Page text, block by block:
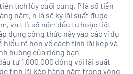
vậntích lũy cuối cùng, P là số tiền
năm, n là số kỳ lãi suất được
và t là số năm đầu tư hoặc tiết
dụng công thức này vào các ví dụ
hiểu rõ hơn về cách tính lãi kép và
huống của riêng bạn.
tư 1.000.000 đồng với lãi suất
tính lãi kép hàng năm trong vòng